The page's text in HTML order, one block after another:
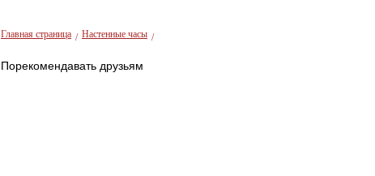
Главная страница / Настенные часы /
Порекомендавать друзьям